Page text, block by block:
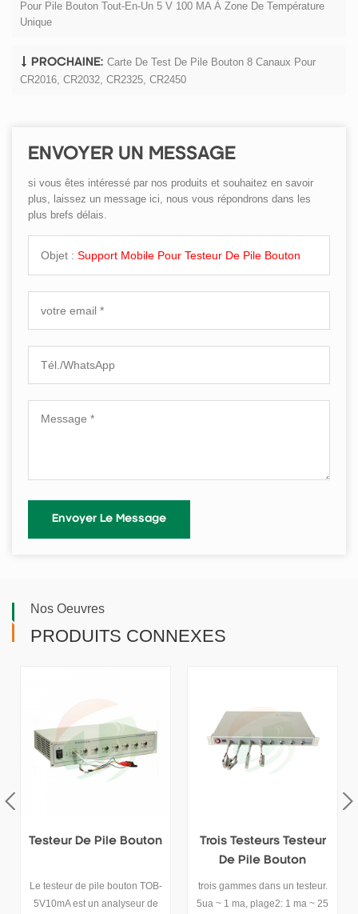
Pour Pile Bouton Tout-En-Un 5 V 100 MA À Zone De Température
Unique
PROCHAINE: Carte De Test De Pile Bouton 8 Canaux Pour
CR2016, CR2032, CR2325, CR2450
ENVOYER UN MESSAGE
si vous êtes intéressé par nos produits et souhaitez en savoir
plus, laissez un message ici, nous vous répondrons dans les
plus brefs délais.
Objet : Support Mobile Pour Testeur De Pile Bouton
Nos Oeuvres
PRODUITS CONNEXES
Trois Testeurs Testeur
5v50ma
trois gammes dans un testeur.
5ua ~ 1 ma, plage2: 1 ma ~ 25
Testeur De Pile Bouton
5v10ma Avec Trois
Plages De Test
Le testeur de batterie bouton
tob-ct-4008-5v10ma-164 est